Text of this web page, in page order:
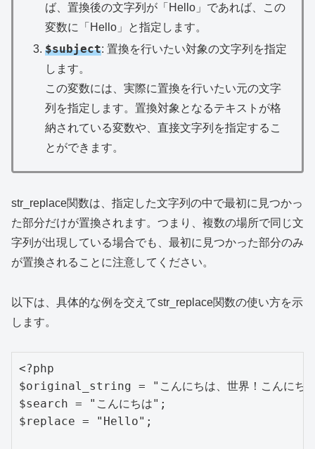
ば、置換後の文字列が「Hello」であれば、この
変数に「Hello」と指定します。
$subject: 置換を行いたい対象の文字列を指定
します。
この変数には、実際に置換を行いたい元の文字
列を指定します。置換対象となるテキストが格
納されている変数や、直接文字列を指定するこ
とができます。
str_replace関数は、指定した文字列の中で最初に見つかっ
た部分だけが置換されます。つまり、複数の場所で同じ文
字列が出現している場合でも、最初に見つかった部分のみ
が置換されることに注意してください。
以下は、具体的な例を交えてstr_replace関数の使い方を示
します。
<?php
$original_string = "こんにちは、世界！こんにち
$search = "こんにちは";
$replace = "Hello";